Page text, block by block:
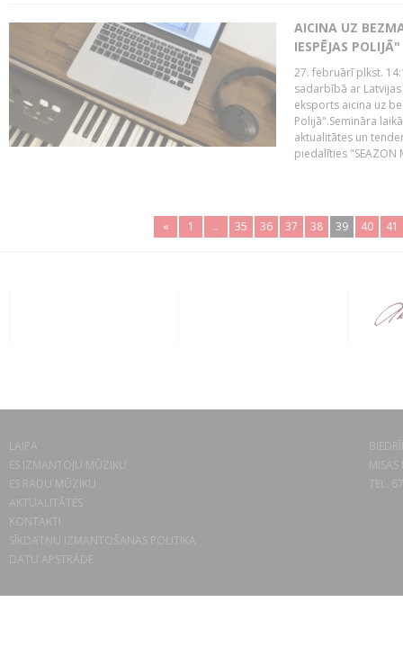
AICINA UZ
IESPĒJAS POLIJĀ"
27. februārī plkst.
sadarbībā ar
eksports aicina uz
Polijā".Semināra
aktualitātes un
piedalīties "SEAZON
« 1 .. 35 36 37 38 39 40 41
LAIPA
ES IZMANTOJU MŪZIKU
ES RADU MŪZIKU
AKTUALITĀTES
KONTAKTI
SĪKDATŅU IZMANTOŠANAS POLITIKA
DATU APSTRĀDE
TEL.